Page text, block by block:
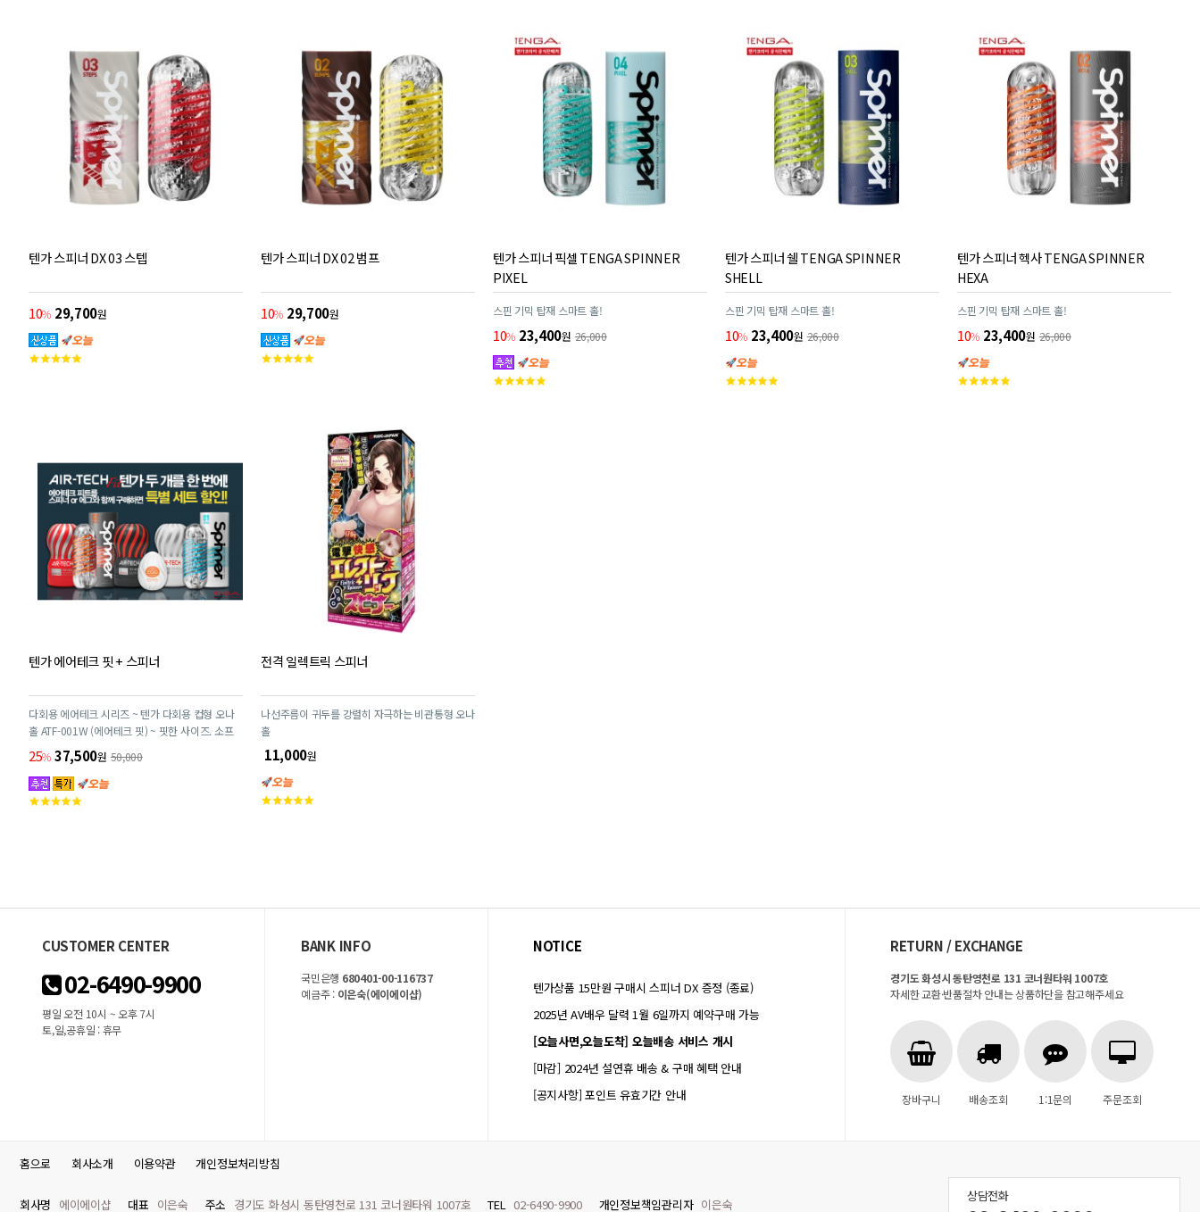
텐가 스피너 DX 03 스텝
10% 29,700원
고
텐가 스피너 DX 02 범프
10% 29,700원
고
텐가 스피너 픽셀 TENGA SPINNER
PIXEL
스핀 기믹 탑재 스마트 홀!
10% 23,400원 26,000
고
텐가 스피너 쉘 TENGA SPINNER
SHELL
스핀 기믹 탑재 스마트 홀!
10% 23,400원 26,000
고
텐가 스피너 헥사 TENGA SPINNER
HEXA
스핀 기믹 탑재 스마트 홀!
10% 23,400원 26,000
고
텐가 에어테크 핏 + 스피너
다회용 에어테크 시리즈 ~ 텐가 다회용 컵형 오나
홀 ATF-001W (에어테크 핏) ~ 핏한 사이즈. 소프
트한 촉감. 여러번 재사용 가능!
25% 37,500원 50,000
고
전격 일렉트릭 스피너
나선주름이 귀두를 강렬히 자극하는 비관통형 오나
홀
11,000원
고
CUSTOMER CENTER
02-6490-9900
평일 오전 10시 ~ 오후 7시
토,일,공휴일 : 휴무
BANK INFO
국민은행 680401-00-116737
예금주 : 이은숙(에이에이샵)
NOTICE
텐가상품 15만원 구매시 스피너 DX 증정 (종료)
2025년 AV배우 달력 1월 6일까지 예약구매 가능
[오늘사면,오늘도착] 오늘배송 서비스 개시
[마감] 2024년 설연휴 배송 & 구매 혜택 안내
[공지사항] 포인트 유효기간 안내
RETURN / EXCHANGE
경기도 화성시 동탄영천로 131 코너원타워 1007호
자세한 교환·반품절차 안내는 상품하단을 참고해주세요
장바구니 배송조회 1:1문의 주문조회
홈으로 회사소개 이용약관 개인정보처리방침
회사명 에이에이샵 대표 이은숙 주소 경기도 화성시 동탄영천로 131 코너원타워 1007호 TEL 02-6490-9900 개인정보책임관리자 이은숙
상담전화